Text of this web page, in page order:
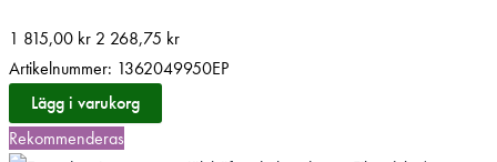
1 815,00 kr 2 268,75 kr
Artikelnummer: 1362049950EP
Lägg i varukorg
Rekommenderas